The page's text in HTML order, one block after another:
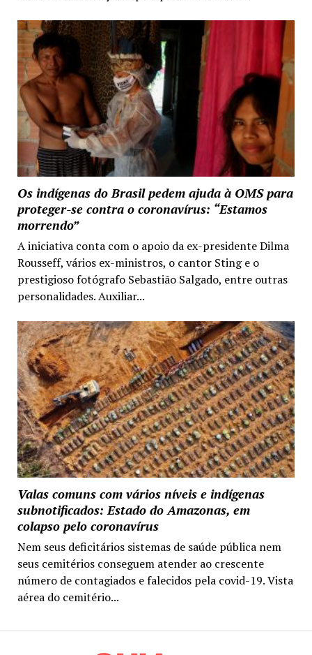
Os indígenas do Brasil pedem ajuda à OMS para
proteger-se contra o coronavírus: “Estamos
morrendo”
A iniciativa conta com o apoio da ex-presidente Dilma
Rousseff, vários ex-ministros, o cantor Sting e o
prestigioso fotógrafo Sebastião Salgado, entre outras
personalidades. Auxiliar...
Valas comuns com vários níveis e indígenas
subnotificados: Estado do Amazonas, em
colapso pelo coronavírus
Nem seus deficitários sistemas de saúde pública nem
seus cemitérios conseguem atender ao crescente
número de contagiados e falecidos pela covid-19. Vista
aérea do cemitério...